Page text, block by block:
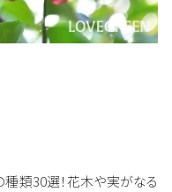
類30選！花木や実がなる